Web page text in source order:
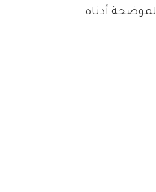
أدناه.